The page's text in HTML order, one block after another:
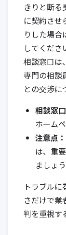
きりと断る
に契約させ
りした場
してくだ
相談窓口は
専門の相談
との交渉に
相談窓口
ホーム
注意点：
は、重
ましょう
トラブル
さだけで業
判を重視す